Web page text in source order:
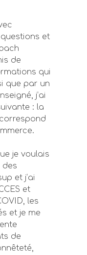
et
de
qui
que par un
j’ai
: la
je voulais
des
et j’ai
et
les
et je me
de